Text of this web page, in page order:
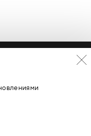
Материалы сайта
Запрещается
использование
АВТОРСКОМ ПРАВЕ И
июля 1995 г., 20 июля